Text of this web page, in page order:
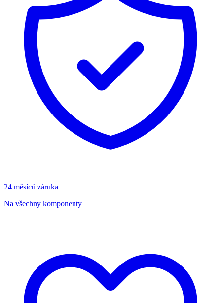
24 měsíců záruka
Na všechny komponenty